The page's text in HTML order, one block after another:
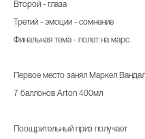
Второй - глаза
Третий - эмоции - сомнение
Финальная тема - полет на марс
Первое место занял Маркел
7 баллонов Arton 400мл
Поощрительный приз получает